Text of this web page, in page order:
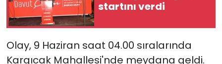
startını verdi
Olay, 9 Haziran saat 04.00 sıralarında
Kargıcak Mahallesi'nde meydana geldi.